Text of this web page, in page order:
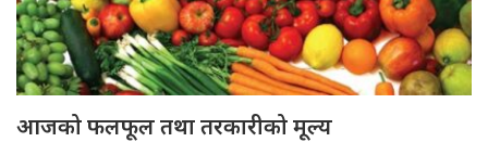
आजको फलफूल तथा तरकारीको मूल्य